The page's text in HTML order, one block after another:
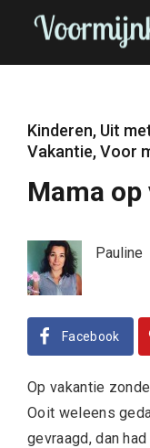
Kinderen, Uit
Vakantie,Voor
Mama
Pauline
Facebook
Op vakantie
Ooit weleens
gevraagd, dan